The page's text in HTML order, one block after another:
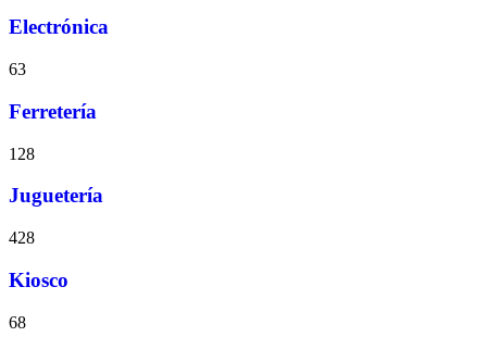
Electrónica
63
Ferretería
128
Juguetería
428
Kiosco
68